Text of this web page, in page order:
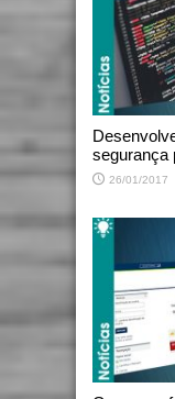
segurança
26/01/2017